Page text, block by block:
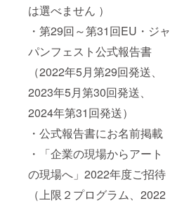
は選べません ）
・第29回～第31回EU・ジャ
パンフェスト公式報告書
（2022年5月第29回発送、
2023年5月第30回発送、
2024年第31回発送）
・公式報告書にお名前掲載
・「企業の現場からアート
の現場へ」2022年度ご招待
（上限２プログラム、2022